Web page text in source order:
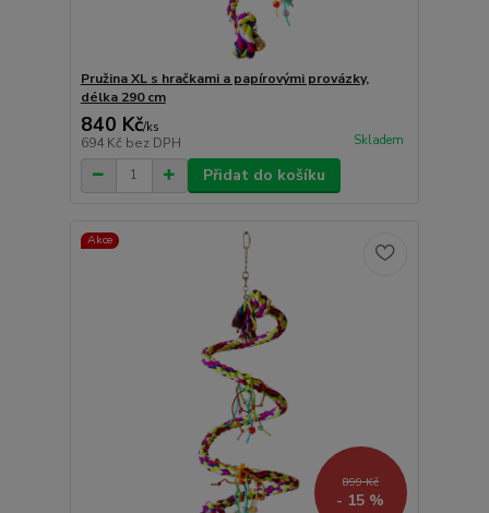
Pružina XL s hračkami a papírovými provázky,
délka 290 cm
840 Kč/ks
694 Kč bez DPH Skladem
Přidat do košíku
Akce
899 Kč
- 15 %